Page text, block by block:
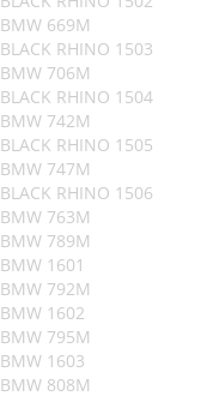
BMW 669M
BLACK RHINO 1503
BMW 706M
BLACK RHINO 1504
BMW 742M
BLACK RHINO 1505
BMW 747M
BLACK RHINO 1506
BMW 763M
BMW 789M
BMW 1601
BMW 792M
BMW 1602
BMW 795M
BMW 1603
BMW 808M